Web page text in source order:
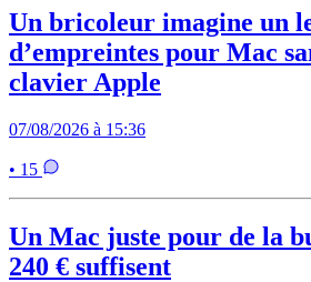
Un bricoleur imagine un
d’empreintes pour Mac
clavier Apple
07/08/2026 à 15:36
• 15
Un Mac juste pour de la
240 € suffisent